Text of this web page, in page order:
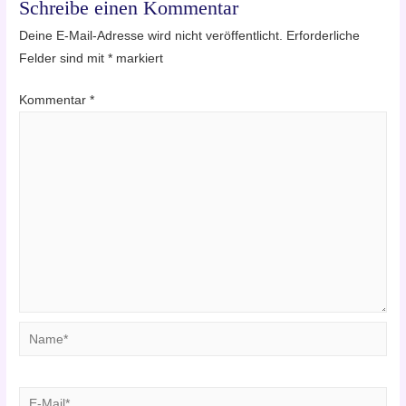
Schreibe einen Kommentar
Deine E-Mail-Adresse wird nicht veröffentlicht. Erforderliche
Felder sind mit* markiert
Kommentar*
Name*
E-